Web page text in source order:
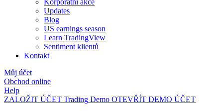
Updates
Blog
US earnings season
Learn TradingView
Sentiment klientů
Kontakt
Můj účet
Obchod online
Help
ZALOŽIT ÚČET Trading Demo OTEVŘÍT DEMO ÚČET